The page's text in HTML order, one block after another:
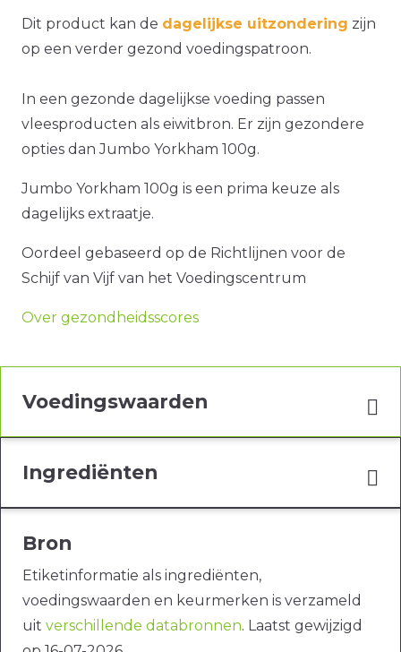
Dit product kan de dagelijkse uitzondering zijn
op een verder gezond voedingspatroon.
In een gezonde dagelijkse voeding passen
vleesproducten als eiwitbron. Er zijn gezondere
opties dan Jumbo Yorkham 100g.
Jumbo Yorkham 100g is een prima keuze als
dagelijks extraatje.
Oordeel gebaseerd op de Richtlijnen voor de
Schijf van Vijf van het Voedingscentrum
Over gezondheidsscores
Voedingswaarden
Ingrediënten
Bron
Etiketinformatie als ingrediënten,
voedingswaarden en keurmerken is verzameld
uit verschillende databronnen. Laatst gewijzigd